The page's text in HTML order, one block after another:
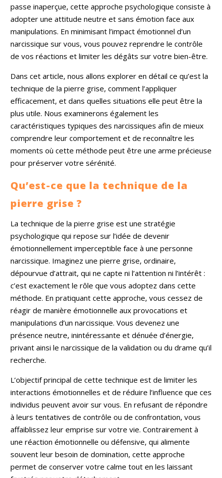
passe inaperçue, cette approche psychologique consiste à
adopter une attitude neutre et sans émotion face aux
manipulations. En minimisant l’impact émotionnel d’un
narcissique sur vous, vous pouvez reprendre le contrôle
de vos réactions et limiter les dégâts sur votre bien-être.
Dans cet article, nous allons explorer en détail ce qu’est la
technique de la pierre grise, comment l’appliquer
efficacement, et dans quelles situations elle peut être la
plus utile. Nous examinerons également les
caractéristiques typiques des narcissiques afin de mieux
comprendre leur comportement et de reconnaître les
moments où cette méthode peut être une arme précieuse
pour préserver votre sérénité.
Qu’est-ce que la technique de la
pierre grise ?
La technique de la pierre grise est une stratégie
psychologique qui repose sur l’idée de devenir
émotionnellement imperceptible face à une personne
narcissique. Imaginez une pierre grise, ordinaire,
dépourvue d’attrait, qui ne capte ni l’attention ni l’intérêt :
c’est exactement le rôle que vous adoptez dans cette
méthode. En pratiquant cette approche, vous cessez de
réagir de manière émotionnelle aux provocations et
manipulations d’un narcissique. Vous devenez une
présence neutre, inintéressante et dénuée d’énergie,
privant ainsi le narcissique de la validation ou du drame qu’il
recherche.
L’objectif principal de cette technique est de limiter les
interactions émotionnelles et de réduire l’influence que ces
individus peuvent avoir sur vous. En refusant de répondre
à leurs tentatives de contrôle ou de confrontation, vous
affaiblissez leur emprise sur votre vie. Contrairement à
une réaction émotionnelle ou défensive, qui alimente
souvent leur besoin de domination, cette approche
permet de conserver votre calme tout en les laissant